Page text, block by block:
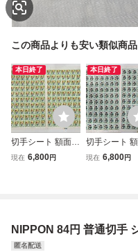
この商品よりも安い類似商品
本日終了
切手シート 額面8
000円分 40円 100
現在 6,800円
本日終了
切手シート
000円分 40円
現在 6,800円
NIPPON 84円 普通切手
匿名配送